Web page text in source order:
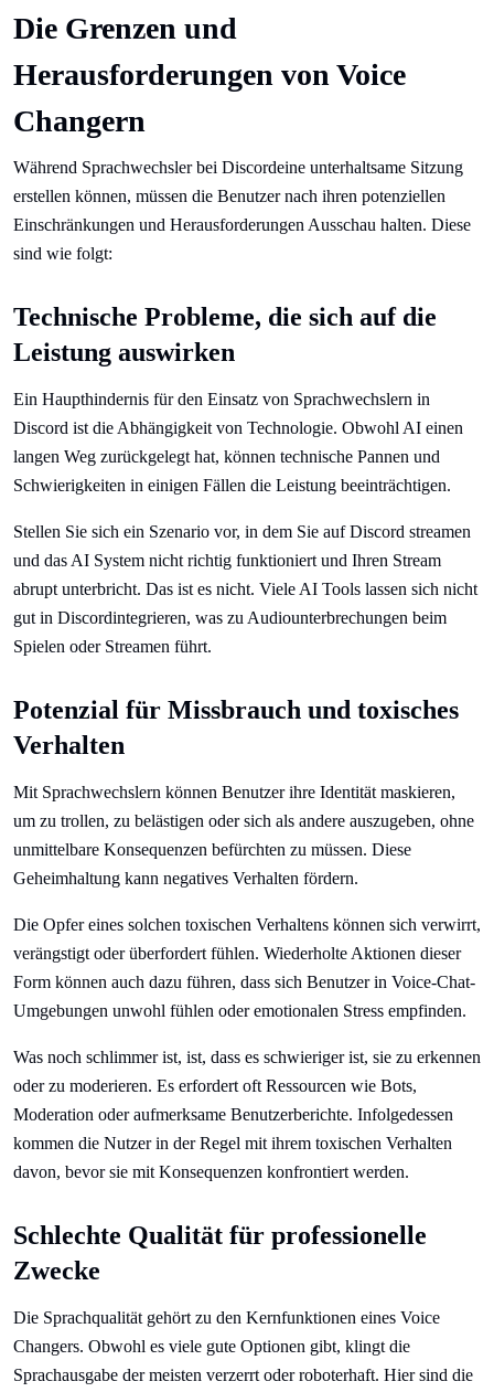
Die Grenzen und
Herausforderungen von Voice
Changern
Während Sprachwechsler bei Discordeine unterhaltsame Sitzung
erstellen können, müssen die Benutzer nach ihren potenziellen
Einschränkungen und Herausforderungen Ausschau halten. Diese
sind wie folgt:
Technische Probleme, die sich auf die
Leistung auswirken
Ein Haupthindernis für den Einsatz von Sprachwechslern in
Discord ist die Abhängigkeit von Technologie. Obwohl AI einen
langen Weg zurückgelegt hat, können technische Pannen und
Schwierigkeiten in einigen Fällen die Leistung beeinträchtigen.
Stellen Sie sich ein Szenario vor, in dem Sie auf Discord streamen
und das AI System nicht richtig funktioniert und Ihren Stream
abrupt unterbricht. Das ist es nicht. Viele AI Tools lassen sich nicht
gut in Discordintegrieren, was zu Audiounterbrechungen beim
Spielen oder Streamen führt.
Potenzial für Missbrauch und toxisches
Verhalten
Mit Sprachwechslern können Benutzer ihre Identität maskieren,
um zu trollen, zu belästigen oder sich als andere auszugeben, ohne
unmittelbare Konsequenzen befürchten zu müssen. Diese
Geheimhaltung kann negatives Verhalten fördern.
Die Opfer eines solchen toxischen Verhaltens können sich verwirrt,
verängstigt oder überfordert fühlen. Wiederholte Aktionen dieser
Form können auch dazu führen, dass sich Benutzer in Voice-Chat-
Umgebungen unwohl fühlen oder emotionalen Stress empfinden.
Was noch schlimmer ist, ist, dass es schwieriger ist, sie zu erkennen
oder zu moderieren. Es erfordert oft Ressourcen wie Bots,
Moderation oder aufmerksame Benutzerberichte. Infolgedessen
kommen die Nutzer in der Regel mit ihrem toxischen Verhalten
davon, bevor sie mit Konsequenzen konfrontiert werden.
Schlechte Qualität für professionelle
Zwecke
Die Sprachqualität gehört zu den Kernfunktionen eines Voice
Changers. Obwohl es viele gute Optionen gibt, klingt die
Sprachausgabe der meisten verzerrt oder roboterhaft. Hier sind die